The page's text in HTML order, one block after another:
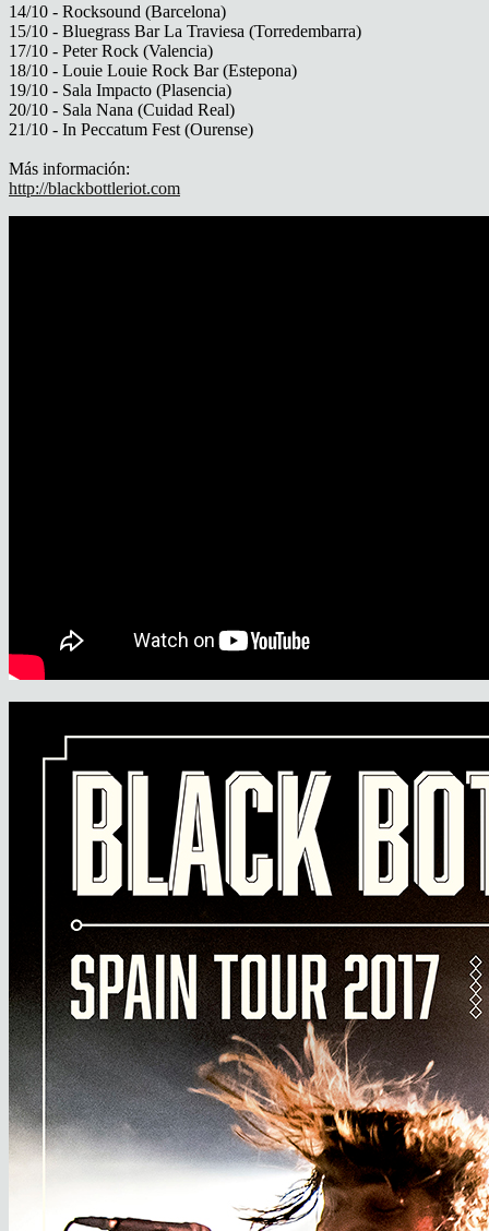
14/10 - Rocksound (Barcelona)
15/10 - Bluegrass Bar La Traviesa (Torredembarra)
17/10 - Peter Rock (Valencia)
18/10 - Louie Louie Rock Bar (Estepona)
19/10 - Sala Impacto (Plasencia)
20/10 - Sala Nana (Cuidad Real)
21/10 - In Peccatum Fest (Ourense)
Más información:
http://blackbottleriot.com